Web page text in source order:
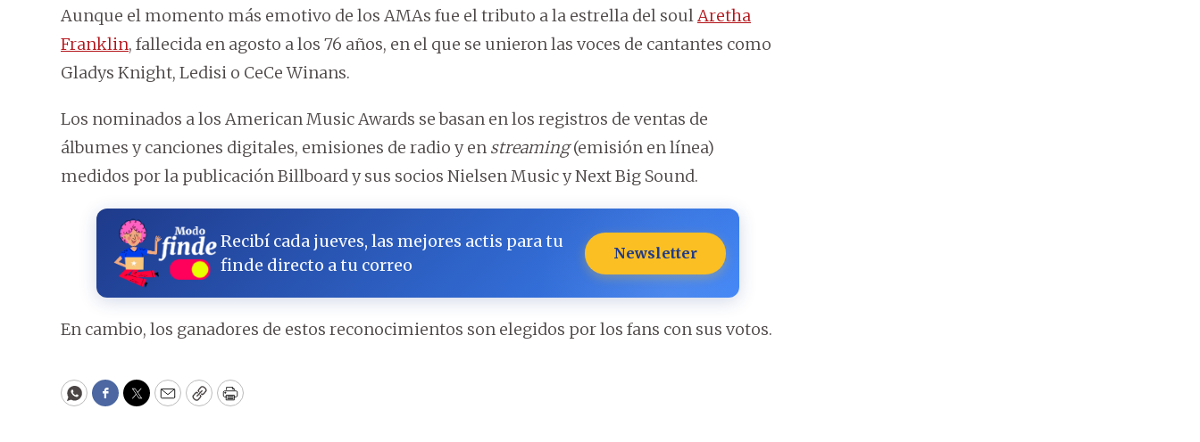
Aunque el momento más emotivo de los AMAs fue el tributo a la estrella del soulAretha
Franklin, fallecida en agosto a los 76 años, en el que se unieron las voces de cantantes como
Gladys Knight, Ledisi o CeCe Winans.
Los nominados a los American Music Awards se basan en los registros de ventas de
álbumes y canciones digitales, emisiones de radio y en streaming(emisión en línea)
medidos por la publicación Billboard y sus socios Nielsen Music y Next Big Sound.
Recibí cada jueves, las mejores actis para tu
finde directo a tu correo
Newsletter
En cambio, los ganadores de estos reconocimientos son elegidos por los fans con sus votos.
WhatsApp
Facebook
Twitter
EmailCopyPrint